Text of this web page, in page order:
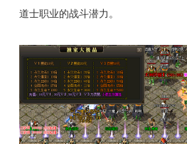
道士职业的战斗潜力。